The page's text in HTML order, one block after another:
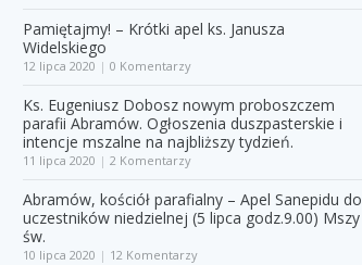
Pamiętajmy! – Krótki apel ks. Janusza
Widelskiego
12 lipca 2020 | 0 Komentarzy
Ks. Eugeniusz Dobosz nowym proboszczem
parafii Abramów. Ogłoszenia duszpasterskie i
intencje mszalne na najbliższy tydzień.
11 lipca 2020 | 2 Komentarzy
Abramów, kościół parafialny – Apel Sanepidu do
uczestników niedzielnej (5 lipca godz.9.00) Mszy
św.
10 lipca 2020 | 12 Komentarzy